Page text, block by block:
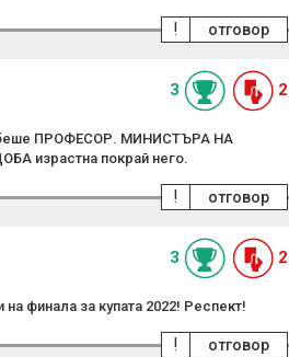
отговор
!
3 2
ПРОФЕСОР. МИНИСТЪРА НА
израстна покрай него.
отговор
!
3 2
финала за купата 2022! Респект!
отговор
!